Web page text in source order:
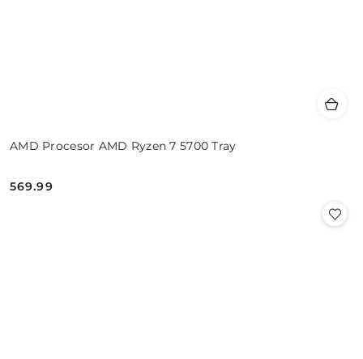
AMD Procesor AMD Ryzen 7 5700 Tray
Cena:
569.99